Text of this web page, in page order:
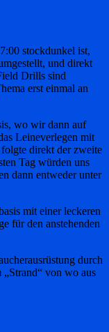
stockdunkel ist,
und direkt
Drills sind
erst einmal an
wo wir dann auf
Leineverlegen mit
direkt der zweite
Tag würden uns
dann entweder unter
mit einer leckeren
für den anstehenden
durch
„Strand“ von wo aus